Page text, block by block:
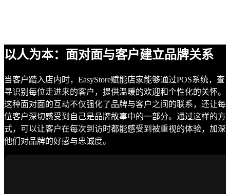
以人为本：面对面与客户建立品牌关系
当客户踏入店内时，EasyStore赋能店家能够通过POS系统，查
寻识别每位走进来的客户，提供温暖的欢迎和个性化的关怀。
这种面对面的互动不仅强化了品牌与客户之间的联系，还让每
位客户深切感受到自己是品牌故事中的一部分。通过这样的方
式，可以让客户在每次到访时都能感受到被重视的体验，加深
他们对品牌的好感与忠诚度。